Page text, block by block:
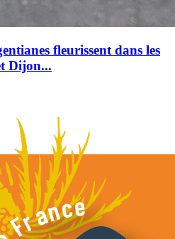
fleurissent dans les
Dijon...